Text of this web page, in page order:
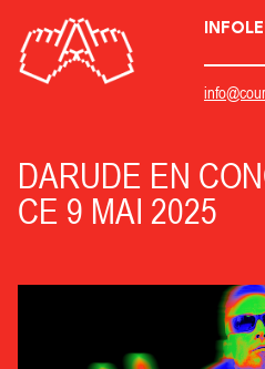
DARUDE EN
CE 9 MAI 2025